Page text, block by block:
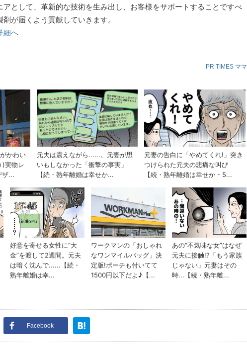
アとして、革新的な技術を生み出し、お客様をサポートすることですべ
が届くよう貢献していきます。
細へ
PR TIMES ママ
Facebook